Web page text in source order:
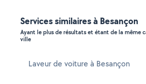
Services similaires à Besançon
Ayant le plus de résultats et étant de la même
ville
Laveur de voiture à Besançon